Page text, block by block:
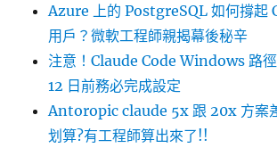
Azure 上的 PostgreSQL 如何撐起
用戶？微軟工程師親揭幕後秘辛
注意！Claude Code Windows 路
12 日前務必完成設定
Antoropic claude 5x 跟 20x 方案
划算?有工程師算出來了!!